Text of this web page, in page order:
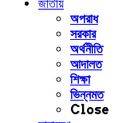
জাতীয়
অপরাধ
সরকার
অর্থনীতি
আদালত
শিক্ষা
ভিন্নমত
Close